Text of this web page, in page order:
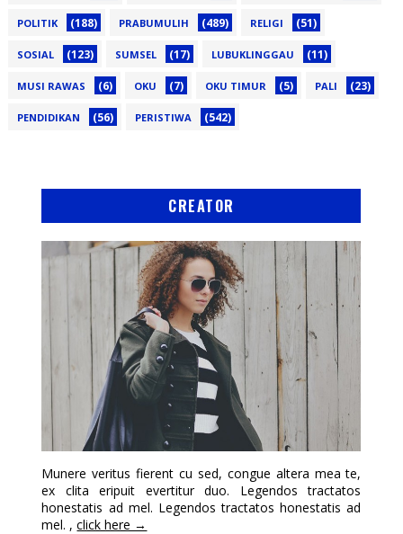
POLITIK (188) PRABUMULIH (489) RELIGI (51)
SOSIAL (123) SUMSEL (17) LUBUKLINGGAU (11)
MUSI RAWAS (6) OKU (7) OKU TIMUR (5) PALI (23)
PENDIDIKAN (56) PERISTIWA (542)
CREATOR
Munere veritus fierent cu sed, congue altera mea te,
ex clita eripuit evertitur duo. Legendos tractatos
honestatis ad mel. Legendos tractatos honestatis ad
mel. ,click here →